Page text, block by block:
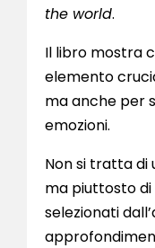
the world.
Il libro mostra
elemento
ma anche per
emozioni.
Non si tratta di
ma piuttosto di
selezionati